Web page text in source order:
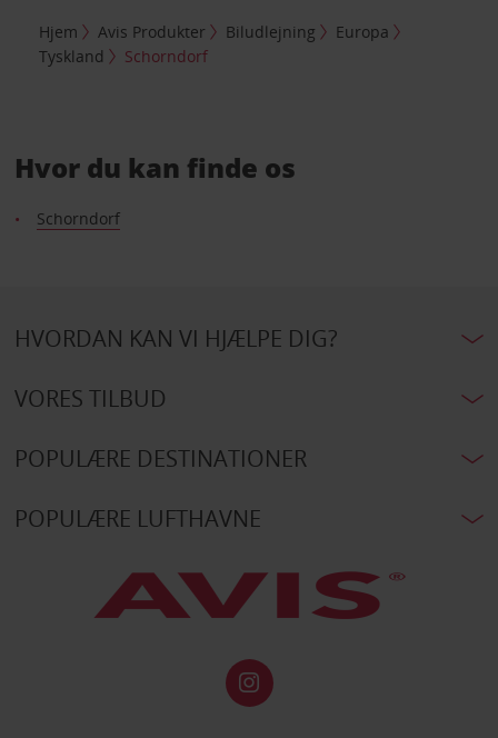
Hjem Avis Produkter Biludlejning
Europa
Tyskland
Schorndorf
Hvor du kan finde os
Schorndorf
HVORDAN KAN VI HJÆLPE DIG?
VORES TILBUD
POPULÆRE DESTINATIONER
POPULÆRE LUFTHAVNE